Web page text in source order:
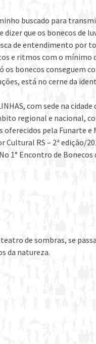
buscado para
dizer que os bonecos de
de entendimento por
e ritmos com o mínimo
bonecos conseguem
está no cerne da
com sede na
regional e nacional,
oferecidos pela Funarte
Cultural RS – 2ª edição/
1° Encontro de
de sombras, se
da natureza.